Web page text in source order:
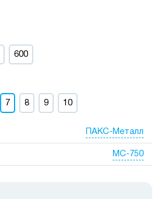
600
7 8 9 10
ПАКС-Металл
МС-750